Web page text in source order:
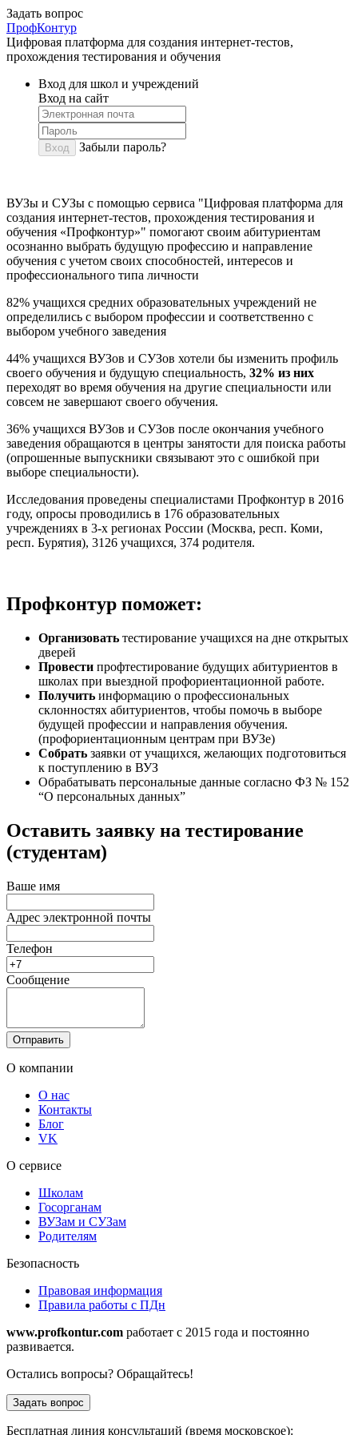
Задать вопрос
ПрофКонтур
Цифровая платформа для создания интернет-тестов,
прохождения тестирования и обучения
Вход для школ и учреждений
Вход на сайт
Вход Забыли пароль?
ВУЗы и СУЗы с помощью сервиса "Цифровая платформа для
создания интернет-тестов, прохождения тестирования и
обучения «Профконтур»" помогают своим абитуриентам
осознанно выбрать будущую профессию и направление
обучения с учетом своих способностей, интересов и
профессионального типа личности
82% учащихся средних образовательных учреждений не
определились с выбором профессии и соответственно с
выбором учебного заведения
44% учащихся ВУЗов и СУЗов хотели бы изменить профиль
своего обучения и будущую специальность, 32% из них
переходят во время обучения на другие специальности или
совсем не завершают своего обучения.
36% учащихся ВУЗов и СУЗов после окончания учебного
заведения обращаются в центры занятости для поиска работы
(опрошенные выпускники связывают это с ошибкой при
выборе специальности).
Исследования проведены специалистами Профконтур в 2016
году, опросы проводились в 176 образовательных
учреждениях в 3-х регионах России (Москва, респ. Коми,
респ. Бурятия), 3126 учащихся, 374 родителя.
Профконтур поможет:
Организовать тестирование учащихся на дне открытых
дверей
Провести профтестирование будущих абитуриентов в
школах при выездной профориентационной работе.
Получить информацию о профессиональных
склонностях абитуриентов, чтобы помочь в выборе
будущей профессии и направления обучения.
(профориентационным центрам при ВУЗе)
Собрать заявки от учащихся, желающих подготовиться
к поступлению в ВУЗ
Обрабатывать персональные данные согласно ФЗ № 152
“О персональных данных”
Оставить заявку на тестирование
(студентам)
Ваше имя
Адрес электронной почты
Телефон
Сообщение
Отправить
О компании
О нас
Контакты
Блог
VK
О сервисе
Школам
Госорганам
ВУЗам и СУЗам
Родителям
Безопасность
Правовая информация
Правила работы с ПДн
www.profkontur.com работает с 2015 года и постоянно
развивается.
Остались вопросы? Обращайтесь!
Задать вопрос
Бесплатная линия консультаций (время московское):